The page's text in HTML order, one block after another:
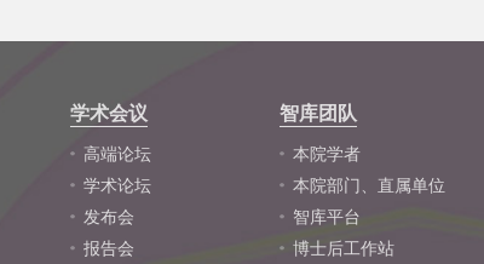
学术会议
高端论坛
学术论坛
发布会
报告会
智库团队
本院学者
本院部门、直属单位
智库平台
博士后工作站